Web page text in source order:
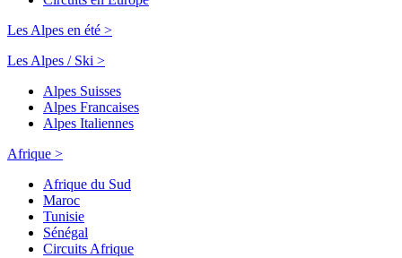
Les Alpes en été >
Les Alpes / Ski >
Alpes Suisses
Alpes Francaises
Alpes Italiennes
Afrique >
Afrique du Sud
Maroc
Tunisie
Sénégal
Circuits Afrique